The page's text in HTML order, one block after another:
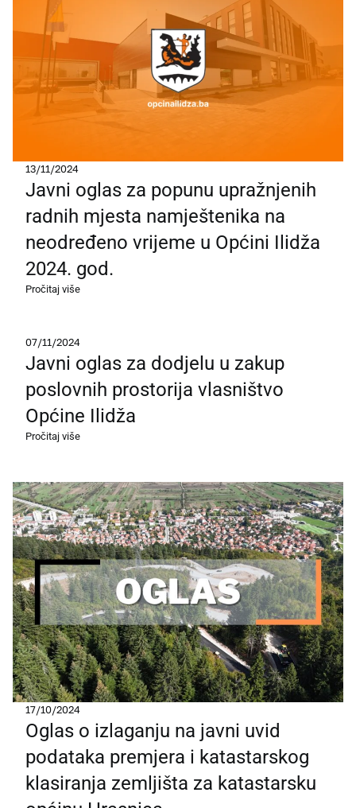
13/11/2024
Javni oglas za popunu upražnjenih
radnih mjesta namještenika na
neodređeno vrijeme u Općini Ilidža
2024. god.
Pročitaj više
07/11/2024
Javni oglas za dodjelu u zakup
poslovnih prostorija vlasništvo
Općine Ilidža
Pročitaj više
17/10/2024
Oglas o izlaganju na javni uvid
podataka premjera i katastarskog
klasiranja zemljišta za katastarsku